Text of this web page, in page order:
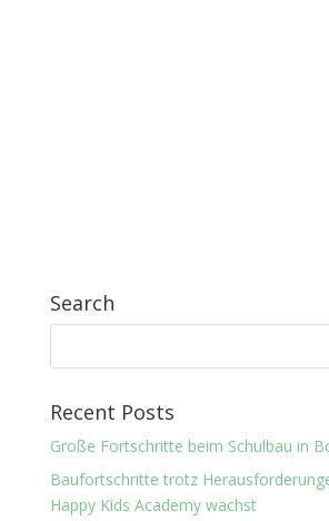
Search
Recent Posts
Große Fortschritte beim Schulbau in
Baufortschritte trotz
Happy Kids Academy wächst